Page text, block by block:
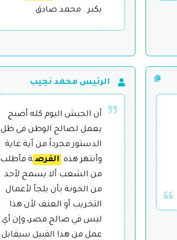
يكبر . محمد صادق
الرئيس محمد نجيب
أن الجيش اليوم كله أصبح
يعمل لصالح الوطن في ظل
الدستور مجرداً من أية غاية
وأنتهز هذه الفرص ة فأطلب
من الشعب ألا يسمح لأحد
من الخونة بأن يلجأ لأعمال
التخريب أو العنف لأن هذا
ليس في صالح مصر، وإن أي
عمل من هذا القبيل سيقابل